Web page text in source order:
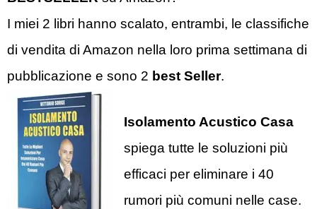
I miei 2 libri hanno scalato, entrambi, le classifiche
di vendita di Amazon nella loro prima settimana di
pubblicazione e sono 2 best Seller.
Isolamento Acustico Casa
spiega tutte le soluzioni più
efficaci per eliminare i 40
rumori più comuni nelle case.